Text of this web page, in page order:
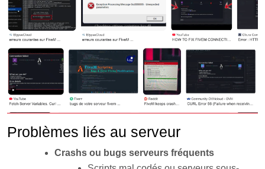
Problèmes liés au serveur
Crashs ou bugs serveurs fréquents